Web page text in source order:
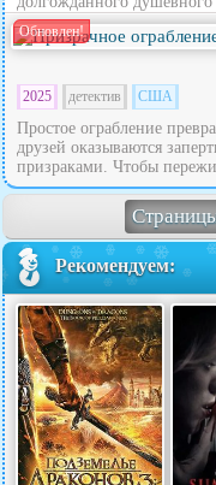
Обновлен!
2025 детектив США
Простое ограбление
друзей оказываются
призраками. Чтобы
Рекомендуем: